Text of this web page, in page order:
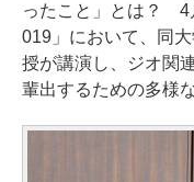
ったこと」とは？ 4
019」において、同
授が講演し、ジオ関
輩出するための多様